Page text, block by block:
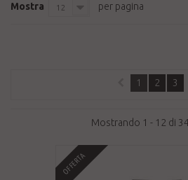
Mostra 12 per pagina
1 2 3
Mostrando 1 - 12 di
OFFERTA